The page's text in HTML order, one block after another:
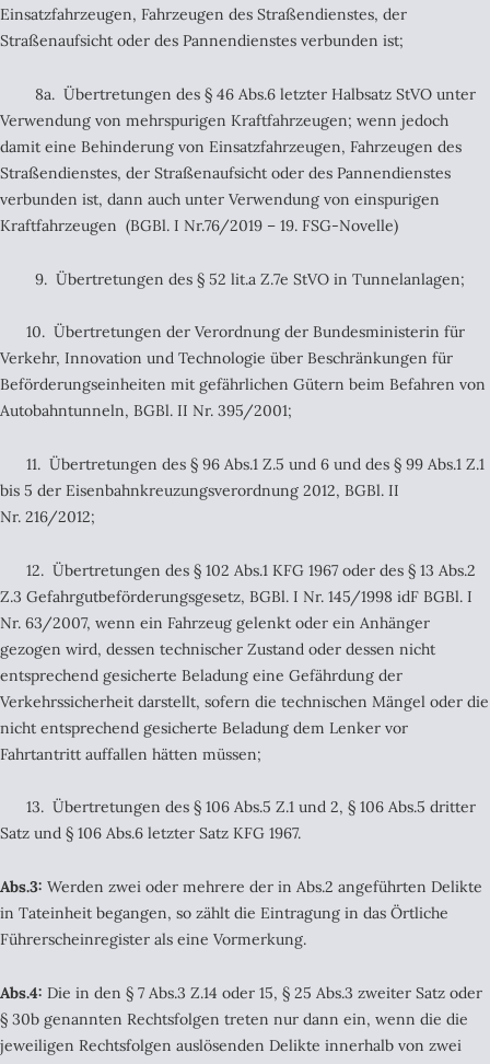
Einsatzfahrzeugen, Fahrzeugen des Straßendienstes, der
Straßenaufsicht oder des Pannendienstes verbunden ist;
8a. Übertretungen des § 46 Abs.6 letzter Halbsatz StVO unter
Verwendung von mehrspurigen Kraftfahrzeugen; wenn jedoch
damit eine Behinderung von Einsatzfahrzeugen, Fahrzeugen des
Straßendienstes, der Straßenaufsicht oder des Pannendienstes
verbunden ist, dann auch unter Verwendung von einspurigen
Kraftfahrzeugen (BGBl. I Nr.76/2019 – 19. FSG-Novelle)
9. Übertretungen des § 52 lit.a Z.7e StVO in Tunnelanlagen;
10. Übertretungen der Verordnung der Bundesministerin für
Verkehr, Innovation und Technologie über Beschränkungen für
Beförderungseinheiten mit gefährlichen Gütern beim Befahren von
Autobahntunneln, BGBl. II Nr. 395/2001;
11. Übertretungen des § 96 Abs.1 Z.5 und 6 und des § 99 Abs.1 Z.1
bis 5 der Eisenbahnkreuzungsverordnung 2012, BGBl. II
Nr. 216/2012;
12. Übertretungen des § 102 Abs.1 KFG 1967 oder des § 13 Abs.2
Z.3 Gefahrgutbeförderungsgesetz, BGBl. I Nr. 145/1998 idF BGBl. I
Nr. 63/2007, wenn ein Fahrzeug gelenkt oder ein Anhänger
gezogen wird, dessen technischer Zustand oder dessen nicht
entsprechend gesicherte Beladung eine Gefährdung der
Verkehrssicherheit darstellt, sofern die technischen Mängel oder die
nicht entsprechend gesicherte Beladung dem Lenker vor
Fahrtantritt auffallen hätten müssen;
13. Übertretungen des § 106 Abs.5 Z.1 und 2, § 106 Abs.5 dritter
Satz und § 106 Abs.6 letzter Satz KFG 1967.
Abs.3: Werden zwei oder mehrere der in Abs.2 angeführten Delikte
in Tateinheit begangen, so zählt die Eintragung in das Örtliche
Führerscheinregister als eine Vormerkung.
Abs.4: Die in den § 7 Abs.3 Z.14 oder 15, § 25 Abs.3 zweiter Satz oder
§ 30b genannten Rechtsfolgen treten nur dann ein, wenn die die
jeweiligen Rechtsfolgen auslösenden Delikte innerhalb von zwei